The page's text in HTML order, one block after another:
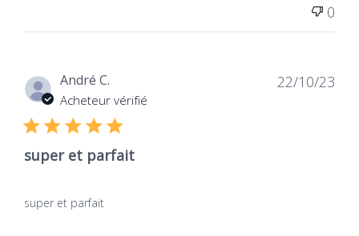
0
André C.
Acheteur vérifié
super et parfait
super et parfait
22/10/23